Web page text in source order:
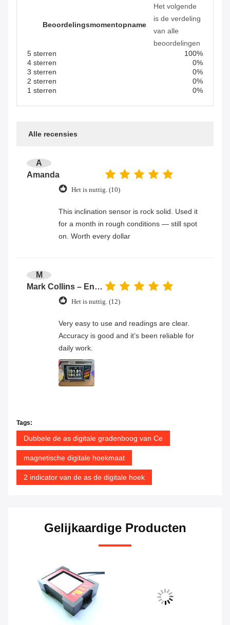
Beoordelingsmomentopname
Het volgende
is de verdeling
van alle
beoordelingen
5 sterren
100%
4 sterren
0%
3 sterren
0%
2 sterren
0%
1 sterren
0%
Alle recensies
A
Amanda
Het is nuttig. (10)
This inclination sensor is rock solid. Used it
for a month in rough conditions — still spot
on. Worth every dollar
M
Mark Collins – Engineer
Het is nuttig. (12)
Very easy to use and readings are clear.
Accuracy is good and it’s been reliable for
daily work.
Tags:
Dubbele de as digitale gradenboog van Ce
magnetische digitale hoekmaat
2 indicator van de as de digitale hoek
Gelijkaardige Producten